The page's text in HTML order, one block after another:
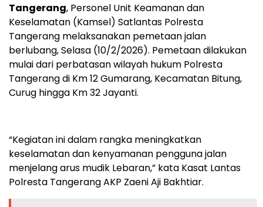
Tangerang, Personel Unit Keamanan dan
Keselamatan (Kamsel) Satlantas Polresta
Tangerang melaksanakan pemetaan jalan
berlubang, Selasa (10/2/2026). Pemetaan dilakukan
mulai dari perbatasan wilayah hukum Polresta
Tangerang di Km 12 Gumarang, Kecamatan Bitung,
Curug hingga Km 32 Jayanti.
“Kegiatan ini dalam rangka meningkatkan
keselamatan dan kenyamanan pengguna jalan
menjelang arus mudik Lebaran,” kata Kasat Lantas
Polresta Tangerang AKP Zaeni Aji Bakhtiar.